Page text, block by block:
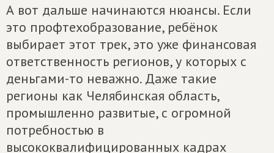
А вот дальше начинаются нюансы. Если
это профтехобразование, ребёнок
выбирает этот трек, это уже финансовая
ответственность регионов, у которых с
деньгами-то неважно. Даже такие
регионы как Челябинская область,
промышленно развитые, с огромной
потребностью в
высококвалифицированных кадрах